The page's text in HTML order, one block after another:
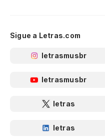
Sigue a Letras.com
letrasmusbr
letrasmusbr
letras
letras